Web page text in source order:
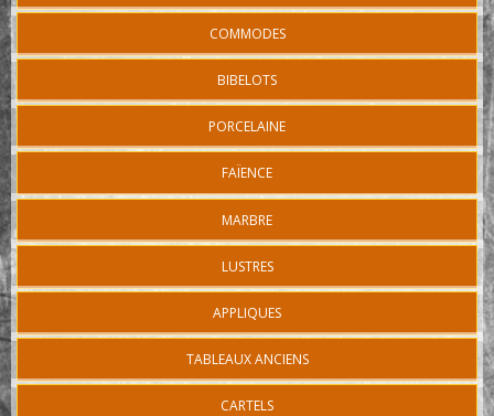
COMMODES
BIBELOTS
PORCELAINE
FAÏENCE
MARBRE
LUSTRES
APPLIQUES
TABLEAUX ANCIENS
CARTELS